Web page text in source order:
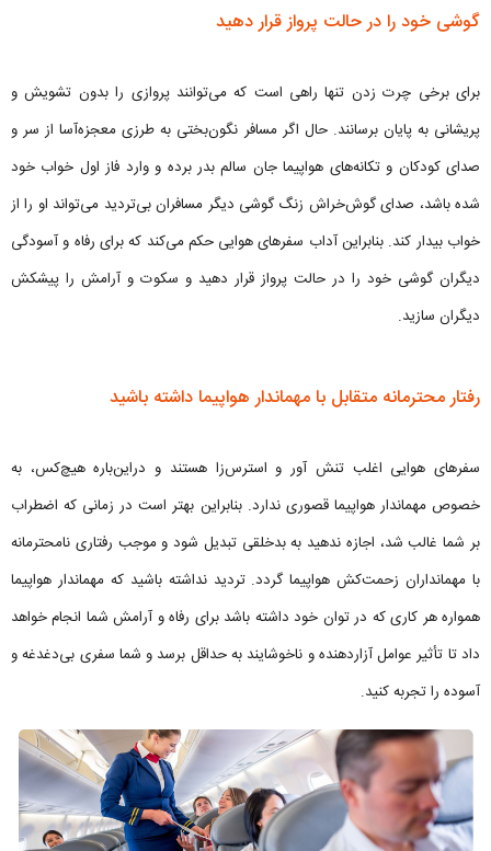
گوشی خود را در حالت پرواز قرار دهید
برای برخی چرت زدن تنها راهی است که می‌توانند پروازی را بدون تشویش و
پریشانی به پایان برسانند. حال اگر مسافر نگون‌بختی به طرزی معجزه‌آسا از سر و
صدای کودکان و تکانه‌های هواپیما جان سالم بدر برده و وارد فاز اول خواب خود
شده باشد، صدای گوش‌خراش زنگ گوشی دیگر مسافران بی‌تردید می‌تواند او را از
خواب بیدار کند. بنابراین آداب سفرهای هوایی حکم می‌کند که برای رفاه و آسودگی
دیگران گوشی خود را در حالت پرواز قرار دهید و سکوت و آرامش را پیشکش
دیگران سازید.
رفتار محترمانه متقابل با مهماندار هواپیما داشته باشید
سفرهای هوایی اغلب تنش آور و استرس‌زا هستند و دراین‌باره هیچ‌کس، به
خصوص مهماندار هواپیما قصوری ندارد. بنابراین بهتر است در زمانی که اضطراب
بر شما غالب شد، اجازه ندهید به بدخلقی تبدیل شود و موجب رفتاری نامحترمانه
با مهمانداران زحمت‌کش هواپیما گردد. تردید نداشته باشید که مهماندار هواپیما
همواره هر کاری که در توان خود داشته باشد برای رفاه و آرامش شما انجام خواهد
داد تا تأثیر عوامل آزاردهنده و ناخوشایند به حداقل برسد و شما سفری بی‌دغدغه و
آسوده را تجربه کنید.